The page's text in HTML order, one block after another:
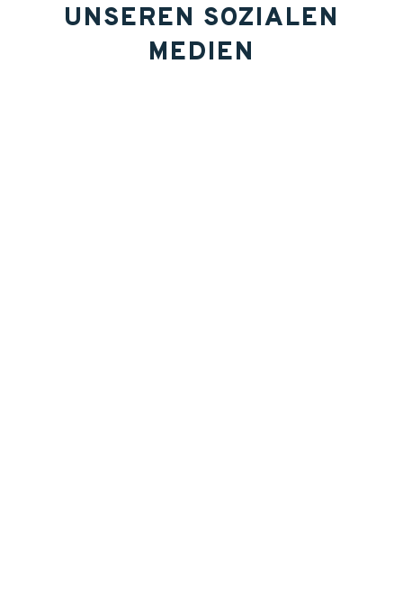
UNSEREN SOZIALEN
MEDIEN